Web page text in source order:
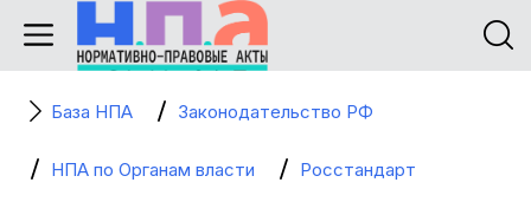
База НПА Законодательство РФ
НПА по Органам власти Росстандарт